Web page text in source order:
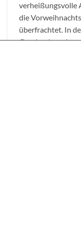
verheißungsvolle
die
überfrachtet. In
Festtage
den Genuss
Sorge für
du dich nicht
Kirchenbank
Oder du gehst in
Weile vor ein
Stille spüren,
immer
dich herum die
schaffst, dich in
du sehen, dass
viel besser